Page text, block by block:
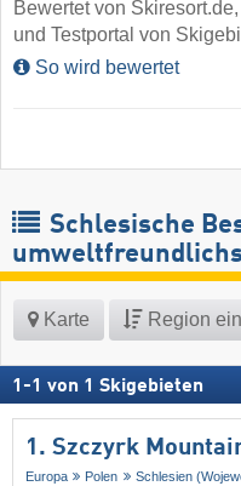
Bewertet von
und Testportal von
So wird bewertet
Schlesische
Karte Region
1 -1 von 1 Skigebieten
1. Szczyrk
Europa Polen Schlesien